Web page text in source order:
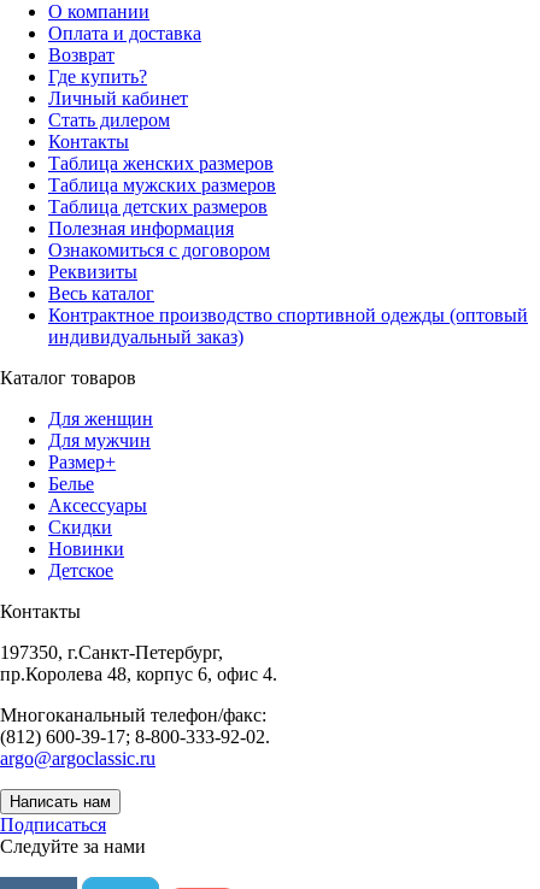
О компании
Оплата и доставка
Возврат
Где купить?
Личный кабинет
Стать дилером
Контакты
Таблица женских размеров
Таблица мужских размеров
Таблица детских размеров
Полезная информация
Ознакомиться с договором
Реквизиты
Весь каталог
Контрактное производство спортивной одежды (оптовый
индивидуальный заказ)
Каталог товаров
Для женщин
Для мужчин
Размер+
Белье
Аксессуары
Скидки
Новинки
Детское
Контакты
197350, г.Санкт-Петербург,
пр.Королева 48, корпус 6, офис 4.
Многоканальный телефон/факс:
(812) 600-39-17; 8-800-333-92-02.
argo@argoclassic.ru
Написать нам
Подписаться
Следуйте за нами